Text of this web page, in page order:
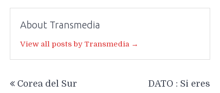
About Transmedia
View all posts by Transmedia →
Corea del Sur
DATO : Si eres